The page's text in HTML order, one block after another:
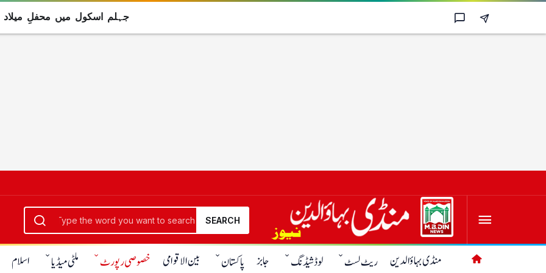
SEARCH
منڈی بہاؤالدین ریٹ لسٹ لوڈشیڈنگ جابز پاکستان بین الاقوامی خصوصی رپورٹ ملٹی میڈیا اسلام
جہلم اسکول میں محفلِ میلاد کے دوران